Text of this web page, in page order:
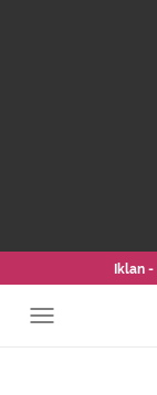
Iklan